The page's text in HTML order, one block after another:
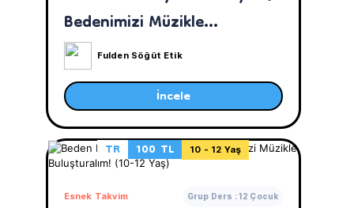
Bedenimizi Müzikle
Buluşturalım! (7-9 Yaş)
Fulden Söğüt Etik
İncele
TR
100 TL 10 - 12 Yaş
Esnek Takvim Grup Ders : 12 Çocuk